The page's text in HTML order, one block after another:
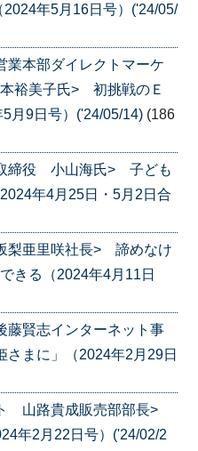
年5月16日号）('24/05/
本部ダイレクトマーケ
裕美子氏> 初挑戦のＥ
月9日号）('24/05/14) (186
締役 小山海氏> 子ども
年4月25日・5月2日合
亜里咲社長> 諦めなけ
きる（2024年4月11日
賢志インターネット事
まに」（2024年2月29日
山路貴成販売部部長>
年2月22日号）('24/02/2